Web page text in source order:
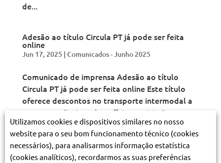
de...
Adesão ao título Circula PT já pode ser feita
online
Jun 17, 2025 | Comunicados - Junho 2025
Comunicado de imprensa Adesão ao título
Circula PT já pode ser feita online Este título
oferece descontos no transporte intermodal a
quem tem direito a benefícios sociais O
Metropolitano de Lisboa informa que já se
encontra disponível a adesão online ao título
Circula...
Utilizamos cookies e dispositivos similares no nosso
website para o seu bom funcionamento técnico (cookies
necessários), para analisarmos informação estatística
(cookies analíticos), recordarmos as suas preferências